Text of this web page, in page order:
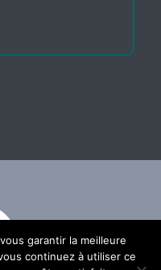
garantir la meilleure
continuez à utiliser ce